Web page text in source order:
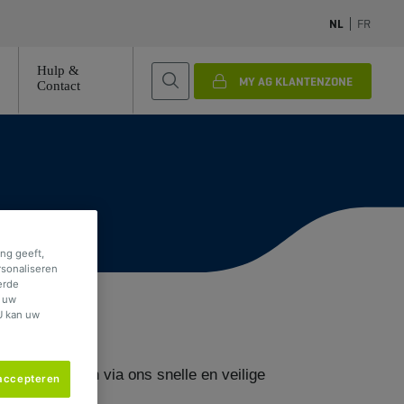
NL FR
Hulp &
Contact
MY AG KLANTENZONE
aangeven via ons snelle en veilige
geeft,
uw
kan uw